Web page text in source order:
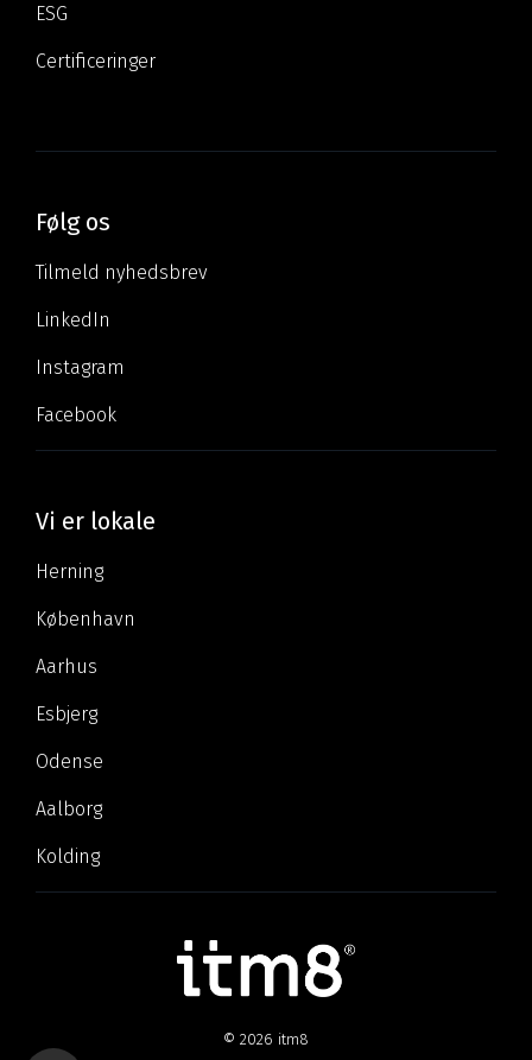
ESG
Certificeringer
Følg os
Tilmeld nyhedsbrev
LinkedIn
Instagram
Facebook
Vi er lokale
Herning
København
Aarhus
Esbjerg
Odense
Aalborg
Kolding
© 2026 itm8